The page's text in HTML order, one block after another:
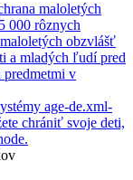
maloletých
000 rôznych
obzvlášť
a mladých ľudí pred
predmetmi v
age-de.xml-
chrániť svoje deti,